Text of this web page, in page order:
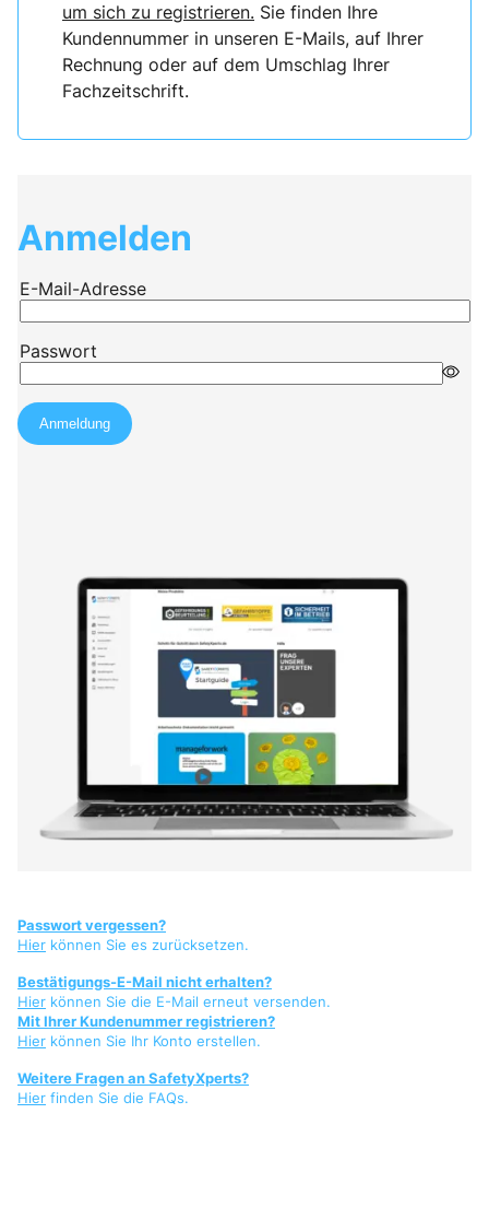
um sich zu registrieren. Sie finden Ihre
Kundennummer in unseren E-Mails, auf Ihrer
Rechnung oder auf dem Umschlag Ihrer
Fachzeitschrift.
Anmelden
Passwort vergessen?
Hier können Sie es zurücksetzen.
Bestätigungs-E-Mail nicht erhalten?
Hier können Sie die E-Mail erneut versenden.
Mit Ihrer Kundenummer registrieren?
Hier können Sie Ihr Konto erstellen.
Weitere Fragen an SafetyXperts?
Hier finden Sie die FAQs.